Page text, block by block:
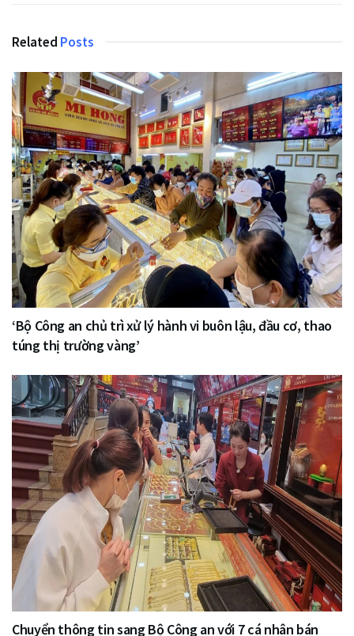
Related Posts
‘Bộ Công an chủ trì xử lý hành vi buôn lậu, đầu cơ, thao
túng thị trường vàng’
Chuyển thông tin sang Bộ Công an với 7 cá nhân bán